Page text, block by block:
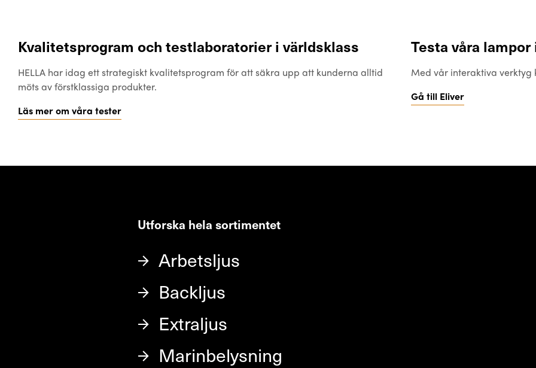
Kvalitetsprogram och testlaboratorier i världsklass
HELLA har idag ett strategiskt kvalitetsprogram för att säkra upp att kunderna alltid
möts av förstklassiga produkter.
Läs mer om våra tester
Testa våra lampor
Med vår interaktiva
Gå till Eliver
Utforska hela sortimentet
Arbetsljus
Backljus
Extraljus
Marinbelysning